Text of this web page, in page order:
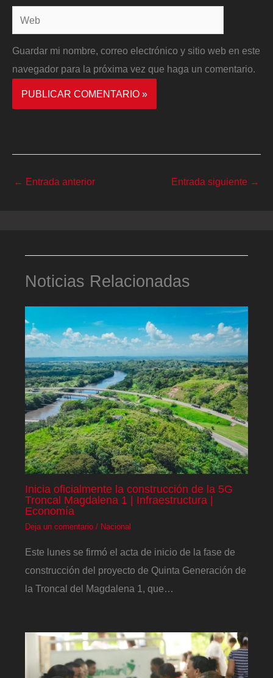
Web
Guardar mi nombre, correo electrónico y sitio web en este
navegador para la próxima vez que haga un comentario.
← Entrada anterior Entrada siguiente →
Noticias Relacionadas
Inicia oficialmente la construcción de la 5G
Troncal Magdalena 1 | Infraestructura |
Economía
Deja un comentario / Nacional
Este lunes se firmó el acta de inicio de la fase de
construcción del proyecto de Quinta Generación de
la Troncal del Magdalena 1, que…